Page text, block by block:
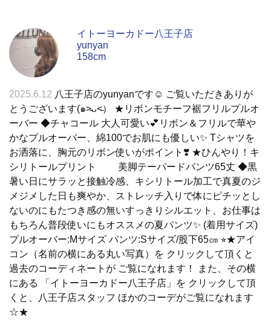
イトーヨーカドー八王子店
yunyan
158cm
2025.6.12 八王子店のyunyanです☺︎ ご覧いただきありが
とうございます(๑˃̵ᴗ˂̵） ★リボンモチーフ裾フリルプルオ
ーバー ◆チャコール 大人可愛い💕リボン＆フリルで華や
かなプルオーバー、綿100でお肌にも優しい✨ Tシャツを
お洒落に、胸元のリボン使いがポイント❣️ ★ひんやり！キ
シリトールプリント 美脚テーパードパンツ65丈 ◆黒
暑い日にサラッと接触冷感、キシリトール加工で真夏のジ
メジメした日も爽やか、ストレッチ入りで体にピチッとし
ないのにもたつき感の無いすっきりシルエット、お仕事は
もちろん普段使いにもオススメの夏パンツ✨ (着用サイズ)
プルオーバー:Mサイズ パンツ:Sサイズ/股下65㎝ ⭐︎★アイ
コン（名前の横にある丸い写真）を クリックして頂くと
過去のコーディネートが ご覧になれます！ また、その横
にある 「イトーヨーカドー八王子店」を クリックして頂
くと、八王子店スタッフ ほかのコーデがご覧になれます
☆★